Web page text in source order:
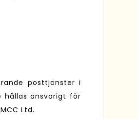
posttjänster i
hållas ansvarigt för
Ltd.